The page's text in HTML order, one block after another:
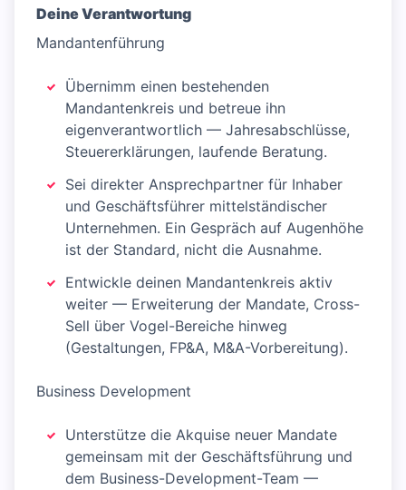
Deine Verantwortung
Mandantenführung
Übernimm einen bestehenden
Mandantenkreis und betreue ihn
eigenverantwortlich — Jahresabschlüsse,
Steuererklärungen, laufende Beratung.
Sei direkter Ansprechpartner für Inhaber
und Geschäftsführer mittelständischer
Unternehmen. Ein Gespräch auf Augenhöhe
ist der Standard, nicht die Ausnahme.
Entwickle deinen Mandantenkreis aktiv
weiter — Erweiterung der Mandate, Cross-
Sell über Vogel-Bereiche hinweg
(Gestaltungen, FP&A, M&A-Vorbereitung).
Business Development
Unterstütze die Akquise neuer Mandate
gemeinsam mit der Geschäftsführung und
dem Business-Development-Team —